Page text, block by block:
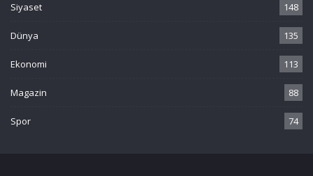
Siyaset 148
Dünya 135
Ekonomi 113
Magazin 88
Spor 74